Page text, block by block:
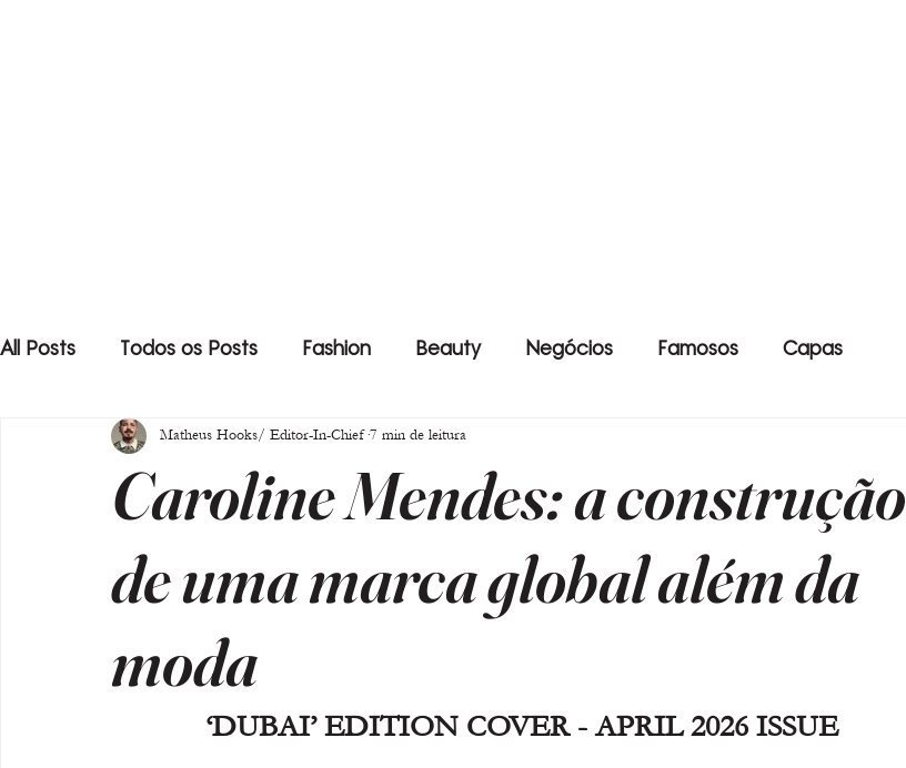
All Posts Todos os Posts Fashion Beauty Negócios Famosos Capas
Caroline Mendes: a construção
de uma marca global além da
moda
Matheus Hooks/ Editor-In-Chief 7 min de leitura
‘DUBAI’ EDITION COVER - APRIL 2026 ISSUE